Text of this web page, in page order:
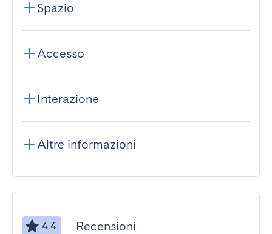
Spazio
Accesso
Interazione
Altre informazioni
4.4 Recensioni